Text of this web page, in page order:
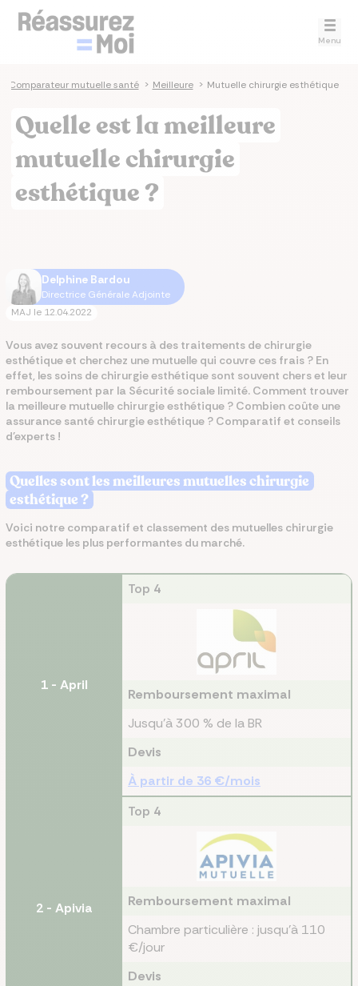
Menu
Comparateur mutuelle santé > Meilleure > Mutuelle chirurgie esthétique
Quelle est la meilleure
mutuelle chirurgie
esthétique ?
Delphine Bardou
Directrice Générale Adjointe
MAJ le 12.04.2022
Vous avez souvent recours à des traitements de chirurgie
esthétique et cherchez une mutuelle qui couvre ces frais ? En
effet, les soins de chirurgie esthétique sont souvent chers et leur
remboursement par la Sécurité sociale limité. Comment trouver
la meilleure mutuelle chirurgie esthétique ? Combien coûte une
assurance santé chirurgie esthétique ? Comparatif et conseils
d'experts !
Quelles sont les meilleures mutuelles chirurgie
esthétique ?
Voici notre comparatif et classement des mutuelles chirurgie
esthétique les plus performantes du marché.
1 - April
Top 4
Remboursement maximal
Jusqu'à 300 % de la BR
Devis
À partir de 36 €/mois
2 - Apivia
Top 4
Remboursement maximal
Chambre particulière : jusqu’à 110
€/jour
Devis